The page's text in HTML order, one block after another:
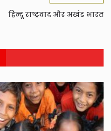
हिन्दू राष्ट्रवाद और अखंड भारत